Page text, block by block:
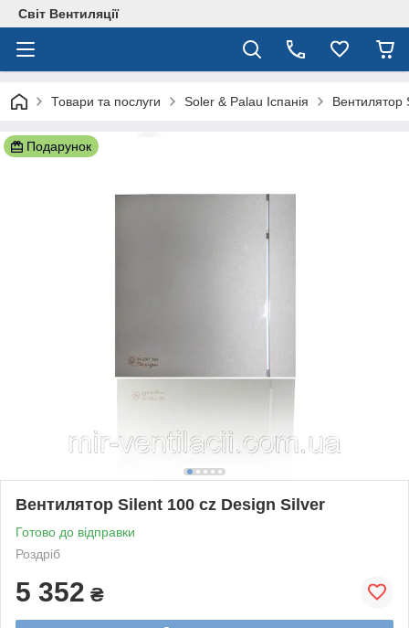
Світ Вентиляції
Товари та послуги Soler & Palau Іспанія Вентилятор
Подарунок
Вентилятор Silent 100 cz Design Silver
Готово до відправки
Роздріб
5 352 ₴